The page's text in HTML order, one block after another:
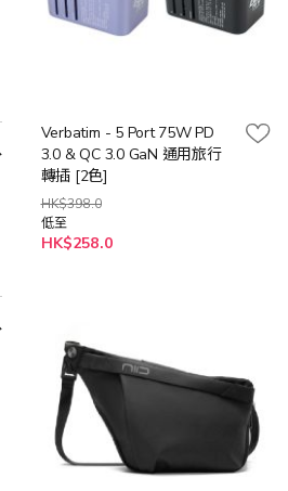
Verbatim - 5 Port 75W PD
3.0 & QC 3.0 GaN 通用旅行
轉插 [2色]
HK$398.0
低至
HK$258.0